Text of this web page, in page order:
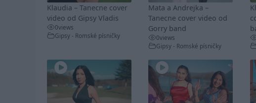
Klaudia – Tanecne cover
video od Gipsy Vladis
0views
Gipsy - Romské písničky
Mata a Andrejka –
Tanecne cover video od
Gorry band
0views
Gipsy - Romské písničky